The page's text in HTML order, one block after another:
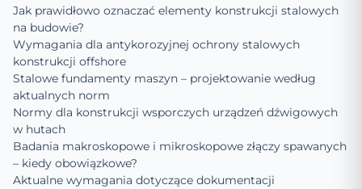
Jak prawidłowo oznaczać elementy konstrukcji stalowych
na budowie?
Wymagania dla antykorozyjnej ochrony stalowych
konstrukcji offshore
Stalowe fundamenty maszyn – projektowanie według
aktualnych norm
Normy dla konstrukcji wsporczych urządzeń dźwigowych
w hutach
Badania makroskopowe i mikroskopowe złączy spawanych
– kiedy obowiązkowe?
Aktualne wymagania dotyczące dokumentacji